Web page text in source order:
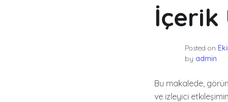
İçerik
Posted on
by admin
Bu makalede,
ve izleyici